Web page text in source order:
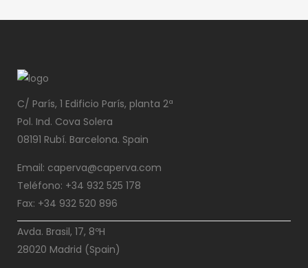
C/ París, 1 Edificio París, planta 2ª
Pol. Ind. Cova Solera
08191 Rubí. Barcelona. Spain
Email: caperva@caperva.com
Teléfono: +34 932 525 178
Fax: +34 932 520 896
Avda. Brasil, 17, 8ºH
28020 Madrid (Spain)